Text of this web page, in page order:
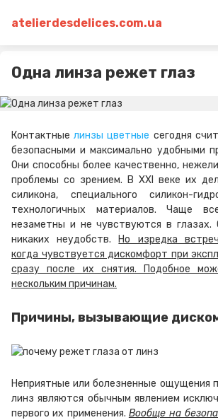
atelierdesdelices.com.ua
Одна линза режет глаз
Контактныелинзы цветные сегодня
безопасными и максимально удобными
Они способны более качественно,
проблемы со зрением. В XXI веке их
силикона, специального силикон-
технологичных материалов. Чаще
незаметны и не чувствуются в
никаких неудобств. Но изредка
когда чувствуется дискомфорт при
сразу после их снятия. Подобное
нескольким причинам.
Причины, вызывающие
Неприятные или болезненные ощущения
линз являются обычным явлением
первого их применения. Вообще на